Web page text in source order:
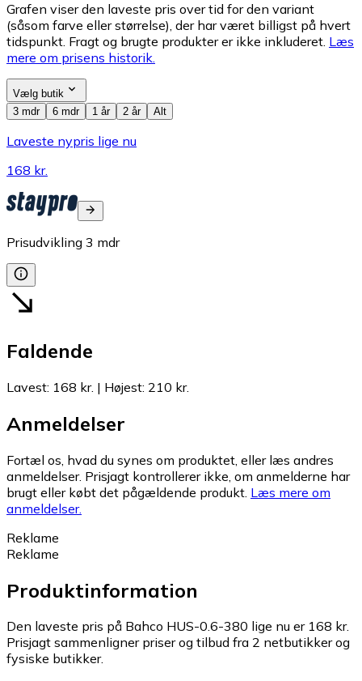
Grafen viser den laveste pris over tid for den variant
(såsom farve eller størrelse), der har været billigst på hvert
tidspunkt. Fragt og brugte produkter er ikke inkluderet. Læs
mere om prisens historik.
Vælg butik
3 mdr
6 mdr 1 år 2 år Alt
Laveste nypris lige nu
168 kr.
Prisudvikling 3 mdr
Faldende
Lavest: 168 kr. | Højest: 210 kr.
Anmeldelser
Fortæl os, hvad du synes om produktet, eller læs andres
anmeldelser. Prisjagt kontrollerer ikke, om anmelderne har
brugt eller købt det pågældende produkt. Læs mere om
anmeldelser.
Reklame
Reklame
Produktinformation
Den laveste pris på Bahco HUS-0.6-380 lige nu er 168 kr.
Prisjagt sammenligner priser og tilbud fra 2 netbutikker og
fysiske butikker.